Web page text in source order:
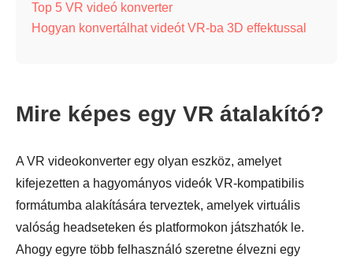
Top 5 VR videó konverter
Hogyan konvertálhat videót VR-ba 3D effektussal
Mire képes egy VR átalakító?
A VR videokonverter egy olyan eszköz, amelyet
kifejezetten a hagyományos videók VR-kompatibilis
formátumba alakítására terveztek, amelyek virtuális
valóság headseteken és platformokon játszhatók le.
Ahogy egyre több felhasználó szeretne élvezni egy